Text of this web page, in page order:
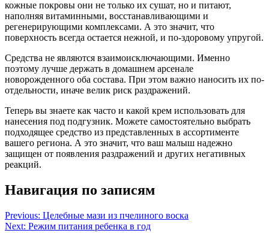
кожные покровы они не только их сушат, но и питают,
наполняя витаминными, восстанавливающими и
регенерирующими комплексами. А это значит, что
поверхность всегда остается нежной, и по-здоровому упругой.
Средства не являются взаимоисключающими. Именно
поэтому лучше держать в домашнем арсенале
новорожденного оба состава. При этом важно наносить их по-
отдельности, иначе велик риск раздражений.
Теперь вы знаете как часто и какой крем использовать для
нанесения под подгузник. Можете самостоятельно выбрать
подходящее средство из представленных в ассортименте
вашего региона. А это значит, что ваш малыш надежно
защищен от появления раздражений и других негативных
реакций.
Навигация по записям
Previous: Целебные мази из пчелиного воска
Next: Режим питания ребенка в год